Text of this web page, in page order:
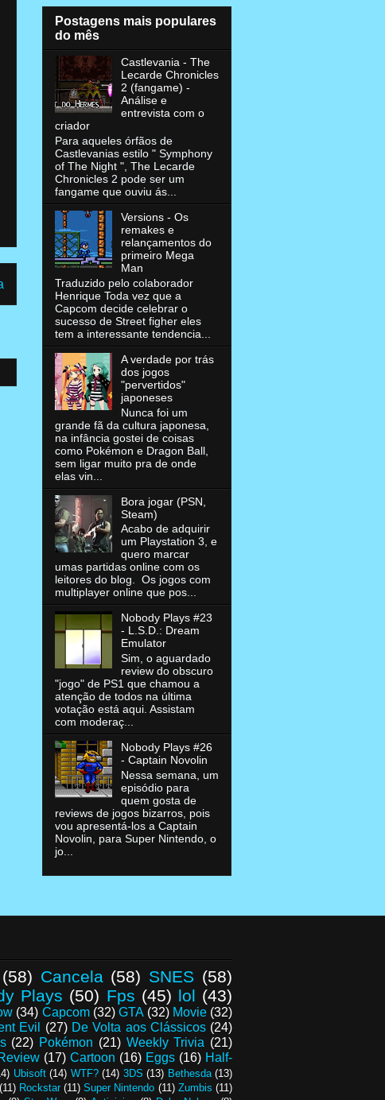
Postagens mais populares
do mês
Castlevania - The
Lecarde Chronicles
2 (fangame) -
Análise e
entrevista com o
criador
Para aqueles órfãos de
Castlevanias estilo " Symphony
of The Night ", The Lecarde
Chronicles 2 pode ser um
fangame que ouviu ás...
Versions - Os
remakes e
relançamentos do
primeiro Mega
Man
Traduzido pelo colaborador
Henrique Toda vez que a
Capcom decide celebrar o
sucesso de Street figher eles
tem a interessante tendencia...
A verdade por trás
dos jogos
"pervertidos"
japoneses
Nunca foi um
grande fã da cultura japonesa,
na infância gostei de coisas
como Pokémon e Dragon Ball,
sem ligar muito pra de onde
elas vin...
Bora jogar (PSN,
Steam)
Acabo de adquirir
um Playstation 3, e
quero marcar
umas partidas online com os
leitores do blog. Os jogos com
multiplayer online que pos...
Nobody Plays #23
- L.S.D.: Dream
Emulator
Sim, o aguardado
review do obscuro
"jogo" de PS1 que chamou a
atenção de todos na última
votação está aqui. Assistam
com moderaç...
Nobody Plays #26
- Captain Novolin
Nessa semana, um
episódio para
quem gosta de
reviews de jogos bizarros, pois
vou apresentá-los a Captain
Novolin, para Super Nintendo, o
jo...
(58) Cancela (58) SNES (58)
Plays (50) Fps (45) lol (43)
(34) Capcom (32) GTA (32) Movie (32)
Evil (27) De Volta aos Clássicos (24)
(22) Pokémon (21) Weekly Trivia (21)
(17) Cartoon (16) Eggs (16) Half-
Ubisoft (14) WTF? (14) 3DS (13) Bethesda (13)
(11) Rockstar (11) Super Nintendo (11) Zumbis (11)